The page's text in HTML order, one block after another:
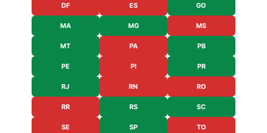
DF ES GO
MA MG MS
MT PA PB
PE PI PR
RJ RN RO
RR RS SC
SE SP TO